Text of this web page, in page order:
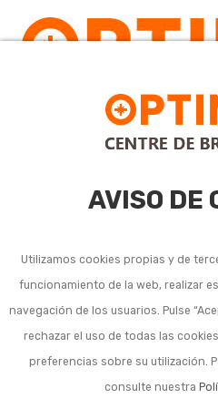
AVISO DE
Utilizamos cookies propias y de
funcionamiento de la web, realizar
navegación de los usuarios. Pulse
rechazar el uso de todas las
preferencias sobre su utilización.
consulte nuestra
Condiciones
y envío